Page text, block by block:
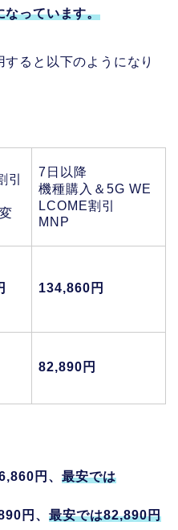
なっています。
ると以下のようになり
引
7日以降
機種購入＆5G WE
LCOME割引
MNP
134,860円
82,890円
円、 最安では
円、 最安では82,890円